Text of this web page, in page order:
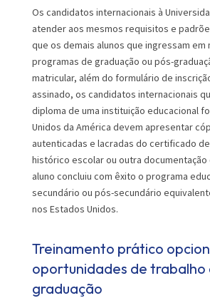
Os candidatos internacionais à
atender aos mesmos requisitos e
que os demais alunos que ingressam em
programas de graduação ou pós-
matricular, além do formulário de
assinado, os candidatos internacionais
diploma de uma instituição educacional
Unidos da América devem apresentar
autenticadas e lacradas do certificado
histórico escolar ou outra
aluno concluiu com êxito o programa
secundário ou pós-secundário
nos Estados Unidos.
Treinamento prático
oportunidades de trabalho
graduação